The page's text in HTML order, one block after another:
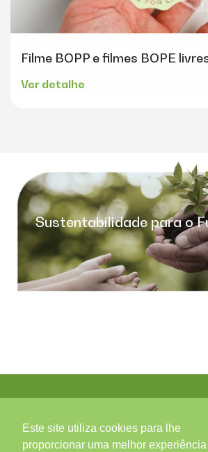
Este site utiliza cookies para lhe
proporcionar uma melhor
Filme BOPP e filmes BOPE
Ver detalhe
Sustentabilidade para o
Contactos